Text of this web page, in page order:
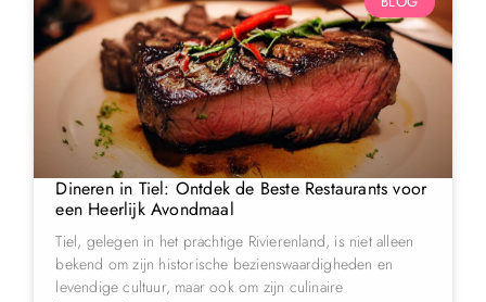
Dineren in Tiel: Ontdek de Beste Restaurants voor
een Heerlijk Avondmaal
Tiel, gelegen in het prachtige Rivierenland, is niet alleen
bekend om zijn historische bezienswaardigheden en
levendige cultuur, maar ook om zijn culinaire